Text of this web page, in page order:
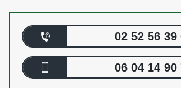
02 52 56 39
06 04 14 90